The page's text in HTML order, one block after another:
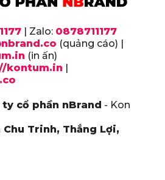
| Zalo: 0878711177
(quảng cáo) |
(in ấn)
kontum.in |
ty cổ phần nBrand - Kon
Chu Trinh, Thắng Lợi,